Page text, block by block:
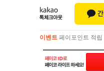
이벤트 페이포인트 적
이벤트페이포인트 적립